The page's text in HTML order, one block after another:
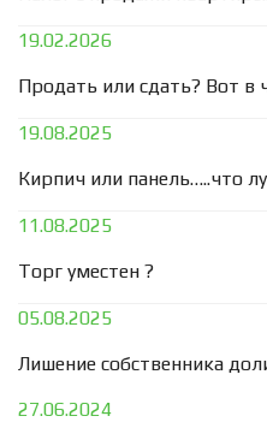
19.02.2026
Продать или сдать? Вот в
19.08.2025
Кирпич или панель…..что
11.08.2025
Торг уместен ?
05.08.2025
Лишение собственника
27.06.2024